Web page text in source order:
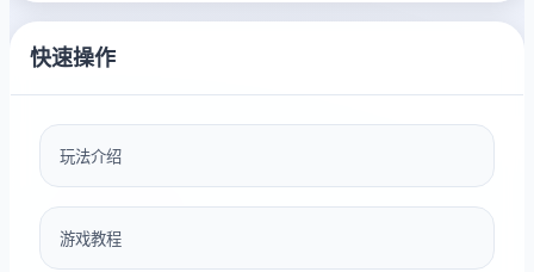
快速操作
玩法介绍
游戏教程